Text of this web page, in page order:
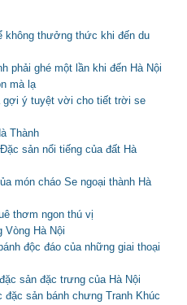
không thưởng thức khi đến du
phải ghé một lần khi đến Hà Nội
mà lạ
gợi ý tuyệt vời cho tiết trời se
Thành
sản nổi tiếng của đất Hà
món cháo Se ngoại thành Hà
thơm ngon thú vị
Hà Nội
độc đáo của những giai thoại
sản đặc trưng của Hà Nội
sản bánh chưng Tranh Khúc